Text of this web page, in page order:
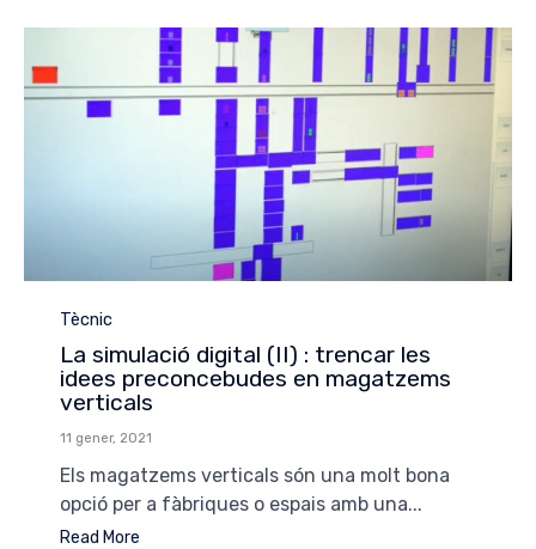
Category
Tècnic
La simulació digital (II) : trencar les
idees preconcebudes en magatzems
verticals
11 gener, 2021
Els magatzems verticals són una molt bona
opció per a fàbriques o espais amb una...
Read More